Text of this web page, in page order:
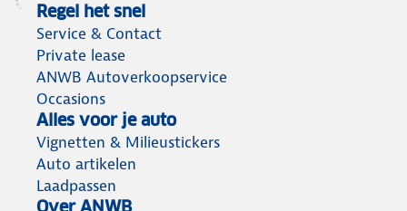
Regel het snel
Service & Contact
Private lease
ANWB Autoverkoopservice
Occasions
Alles voor je auto
Vignetten & Milieustickers
Auto artikelen
Laadpassen